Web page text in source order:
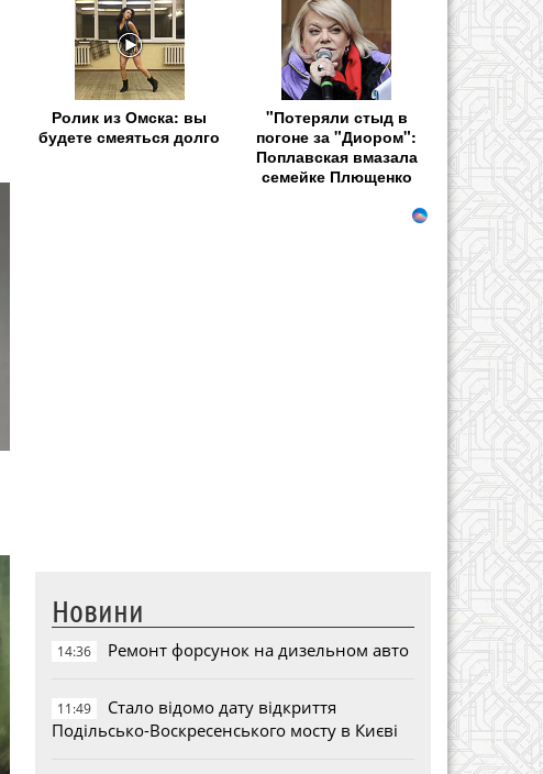
Ролик из Омска: вы
будете смеяться долго
"Потеряли стыд в
погоне за "Диором":
Поплавская вмазала
семейке Плющенко
Новини
14:36 Ремонт форсунок на дизельном авто
11:49
Стало відомо дату відкриття
Подільсько-Воскресенського мосту в Києві